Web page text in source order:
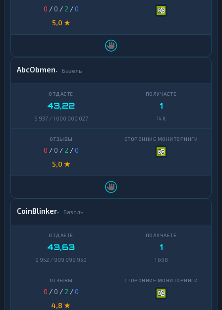
0 / 0 / 2 /0
5,0 ★
AbcObmen Базель
43,22
9 937 / 1 000 000 027
1
14 K
0 / 0 / 2 /0
5,0 ★
CoinBlinker Базель
43,63
9 952 / 999 999 959
1
1 698
0 / 0 / 2 /0
4,8 ★